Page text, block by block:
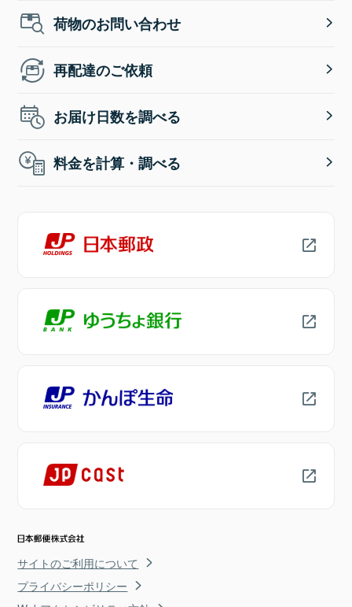
荷物のお問い合わせ
再配達のご依頼
お届け日数を調べる
料金を計算・調べる
サイトのご利用について
プライバシーポリシー